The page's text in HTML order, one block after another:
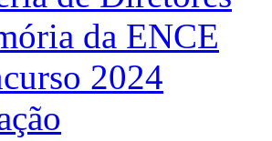
da ENCE
2024